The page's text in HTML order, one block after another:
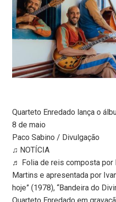
Quarteto Enredado lança o
8 de maio
Paco Sabino / Divulgação
♫ NOTÍCIA
♬ Folia de reis composta por
Martins e apresentada por
hoje” (1978), “Bandeira do